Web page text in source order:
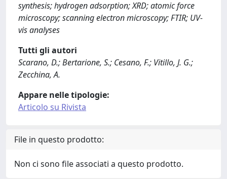
synthesis; hydrogen adsorption; XRD; atomic force
microscopy; scanning electron microscopy; FTIR; UV-
vis analyses
Tutti gli autori
Scarano, D.; Bertarione, S.; Cesano, F.; Vitillo, J. G.;
Zecchina, A.
Appare nelle tipologie:
Articolo su Rivista
File in questo prodotto:
Non ci sono file associati a questo prodotto.